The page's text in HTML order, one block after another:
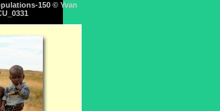
150 © Yvan